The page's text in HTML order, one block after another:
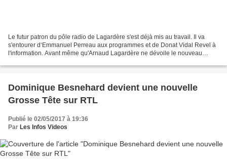
Le futur patron du pôle radio de Lagardère s'est déjà mis au travail. Il va
s'entourer d‘Emmanuel Perreau aux programmes et de Donat Vidal Revel à
l'information. Avant même qu'Arnaud Lagardère ne dévoile le nouveau
Dominique Besnehard devient une nouvelle
Grosse Tête sur RTL
Publié le 02/05/2017 à 19:36
Par Les Infos Videos